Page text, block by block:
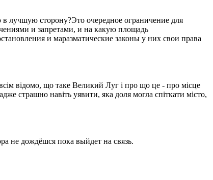
лучшую сторону?Это очередное ограничение для
и запретами, и на какую площадь
и маразматические законы у них свои права
відомо, що таке Великий Луг і про що це - про місце
страшно навіть уявити, яка доля могла спіткати місто,
не дождёшся пока выйдет на связь.